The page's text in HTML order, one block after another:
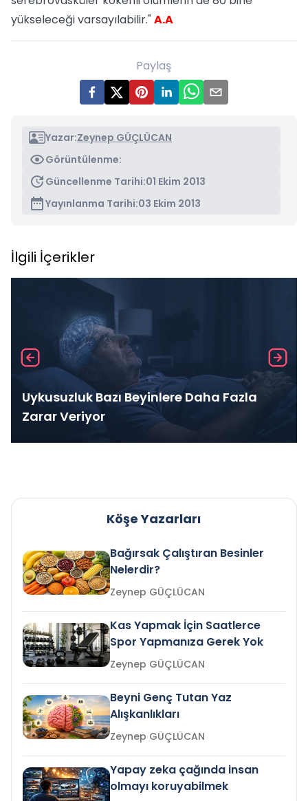
yükseleceği varsayılabilir."A.A
Paylaş
Yazar:Zeynep GÜÇLÜCAN
Görüntülenme:
Güncellenme Tarihi:01 Ekim 2013
Yayınlanma Tarihi:03 Ekim 2013
İlgili İçerikler
Uykusuzluk Bazı Beyinlere Daha Fazla
Zarar Veriyor
Köşe Yazarları
Bağırsak Çalıştıran Besinler
Nelerdir?
Zeynep GÜÇLÜCAN
Kas Yapmak İçin Saatlerce
Spor Yapmanıza Gerek Yok
Zeynep GÜÇLÜCAN
Beyni Genç Tutan Yaz
Alışkanlıkları
Zeynep GÜÇLÜCAN
Yapay zeka çağında insan
olmayı koruyabilmek